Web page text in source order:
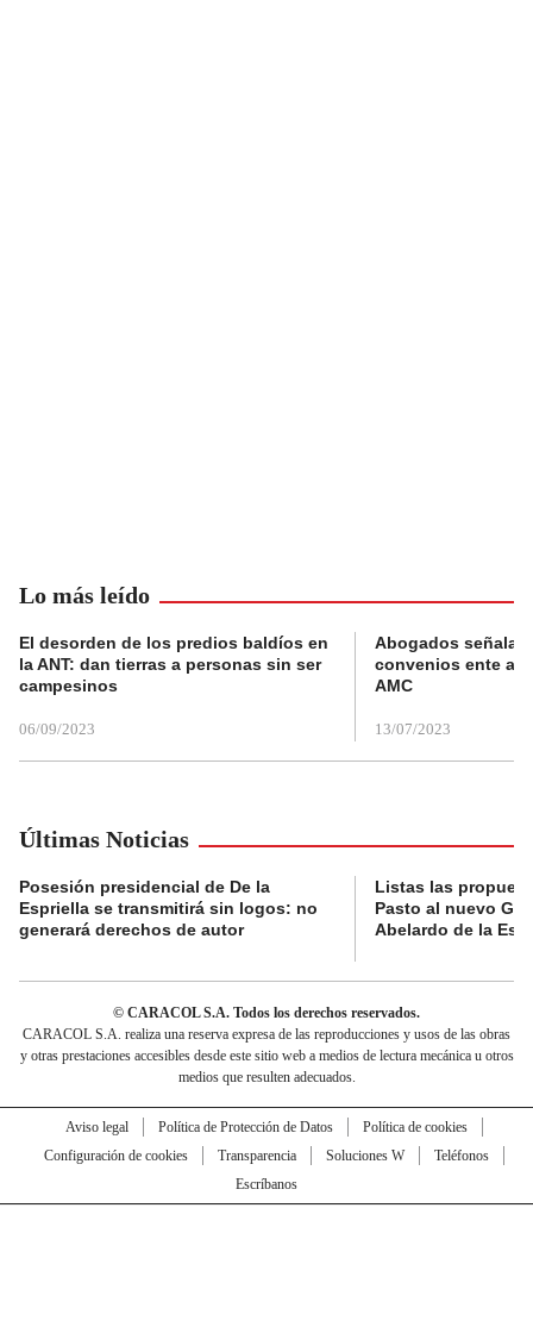
Lo más leído
El desorden de los predios baldíos en
la ANT: dan tierras a personas sin ser
campesinos
06/09/2023
Abogados
convenios ente
AMC
13/07/2023
Últimas Noticias
Posesión presidencial de De la
Espriella se transmitirá sin logos: no
generará derechos de autor
Listas las
Pasto al nuevo
Abelardo de la
© CARACOL S.A. Todos los derechos reservados.
CARACOL S.A. realiza una reserva expresa de las reproducciones y usos de las obras
y otras prestaciones accesibles desde este sitio web a medios de lectura mecánica u otros
medios que resulten adecuados.
Aviso legal Política de Protección de Datos
Política de cookies
Configuración de cookies
Transparencia Soluciones W
Teléfonos
Escríbanos